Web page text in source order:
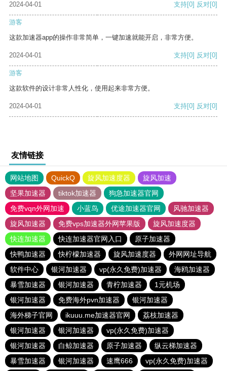
2024-04-01
支持[0] 反对[0]
游客
这款加速器app的操作非常简单，一键加速就能开启，非常方便。
2024-04-01 支持[0] 反对[0]
游客
这款软件的设计非常人性化，使用起来非常方便。
2024-04-01 支持[0] 反对[0]
友情链接
网站地图 QuickQ 旋风加速度器
旋风加速
坚果加速器
tiktok加速器
狗急加速器官网
免费vqn外网加速
小蓝鸟 优途加速器官网
风驰加速器
旋风加速器
免费vps加速器外网苹果版
旋风加速度器
快连加速器
快连加速器官网入口
原子加速器
快鸭加速器
快柠檬加速器 旋风加速度器
外网网址导航
软件中心
银河加速器 vp(永久免费)加速器
海鸥加速器
暴雪加速器
银河加速器 青柠加速器
1元机场
银河加速器
免费海外pvn加速器
银河加速器
海外梯子官网
ikuuu.me加速器官网
荔枝加速器
银河加速器
银河加速器
vp(永久免费)加速器
银河加速器
白鲸加速器 原子加速器
纵云梯加速器
暴雪加速器
银河加速器 速鹰666 vp(永久免费)加速器